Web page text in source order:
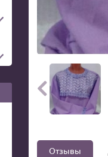

Отзывы